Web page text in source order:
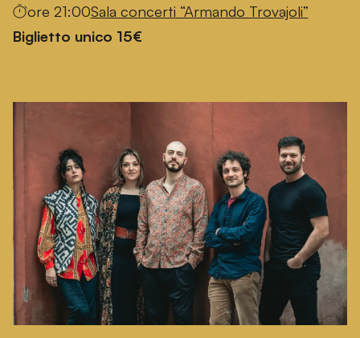
ore 21:00Sala concerti “Armando Trovajoli”
Biglietto unico 15€